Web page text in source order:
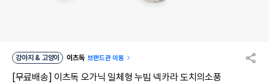
강아지 & 고양이 이츠독 브랜드관 이동
[무료배송] 이츠독 오가닉 일체형 누빔 넥카라 도치의소풍